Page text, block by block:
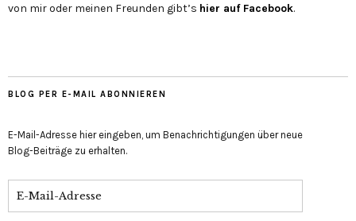
von mir oder meinen Freunden gibt’s hier auf Face­book.
BLOG PER E-MAIL ABONNIEREN
E-Mail-Adresse hier eingeben, um Benachrichtigungen über neue
Blog-Beiträge zu erhalten.